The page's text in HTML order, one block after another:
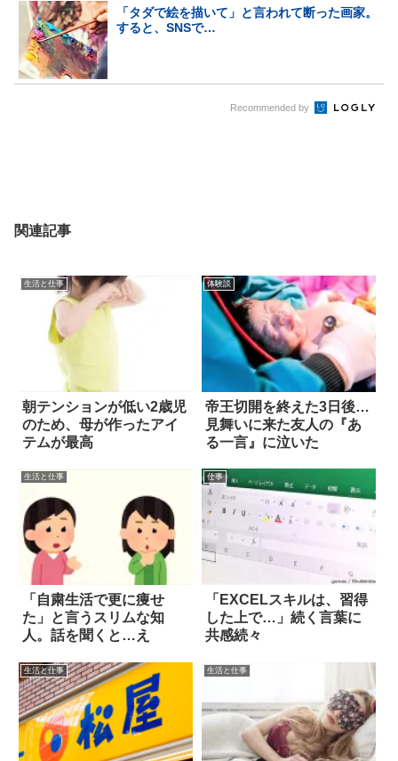
「タダで絵を描いて」と言われて断った画家。
すると、SNSで…
Recommended by
関連記事
生活と仕事
朝テンションが低い2歳児
のため、母が作ったアイ
テムが最高
体験談
帝王切開を終えた3日後…
見舞いに来た友人の『あ
る一言』に泣いた
生活と仕事
「自粛生活で更に痩せ
た」と言うスリムな知
人。話を聞くと…え
仕事
「EXCELスキルは、習得
した上で…」続く言葉に
共感続々
生活と仕事 生活と仕事